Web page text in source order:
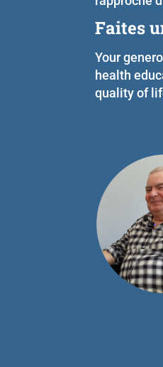
Faites
Your
health
quality of